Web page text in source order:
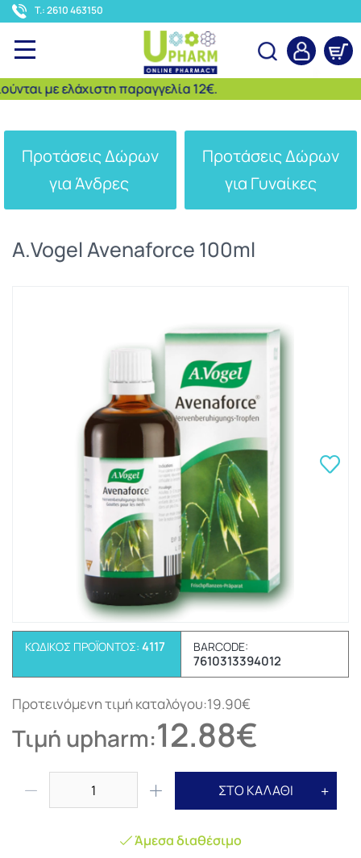
T.: 2610 463150
με ελάχιστη παραγγελία 12€.
Αναζήτηση
Προτάσεις Δώρων
για Άνδρες
Προτάσεις Δώρων
για Γυναίκες
A.Vogel Avenaforce 100ml
ΚΩΔΙΚΌΣ ΠΡΟΪΌΝΤΟΣ: 4117 BARCODE:
7610313394012
Προτεινόμενη τιμή καταλόγου:19.90€
Τιμή upharm:12.88€
ΣΤΟ ΚΑΛΑΘΙ
Άμεσα διαθέσιμο